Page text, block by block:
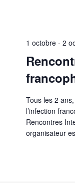
1 octobre -2
Tous les 2
l’infection
Rencontres
organisateur